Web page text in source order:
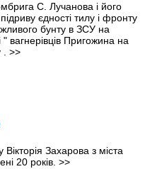
С. Лучанова і його
єдності тилу і фронту
бунту в ЗСУ на
вагнерівців Пригожина на
. >>
Захарова з міста
20 років. >>